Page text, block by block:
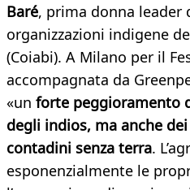
Baré, prima donna leader
organizzazioni indigene
(Coiabi). A Milano per il
accompagnata da
«un forte peggioramento
degli indios, ma anche
contadini senza terra.
esponenzialmente le